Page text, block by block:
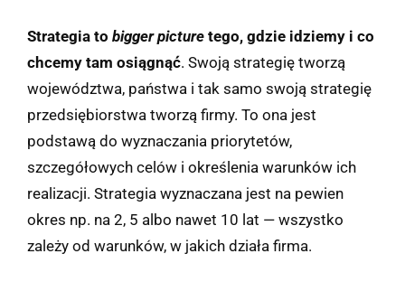
Strategia to bigger picture tego, gdzie idziemy i co
chcemy tam osiągnąć. Swoją strategię tworzą
województwa, państwa i tak samo swoją strategię
przedsiębiorstwa tworzą firmy. To ona jest
podstawą do wyznaczania priorytetów,
szczegółowych celów i określenia warunków ich
realizacji. Strategia wyznaczana jest na pewien
okres np. na 2, 5 albo nawet 10 lat — wszystko
zależy od warunków, w jakich działa firma.